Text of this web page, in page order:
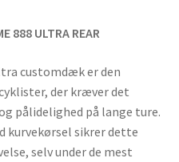
888 ULTRA REAR
customdæk er den
der kræver det
pålidelighed på lange ture.
kurvekørsel sikrer dette
selv under de mest